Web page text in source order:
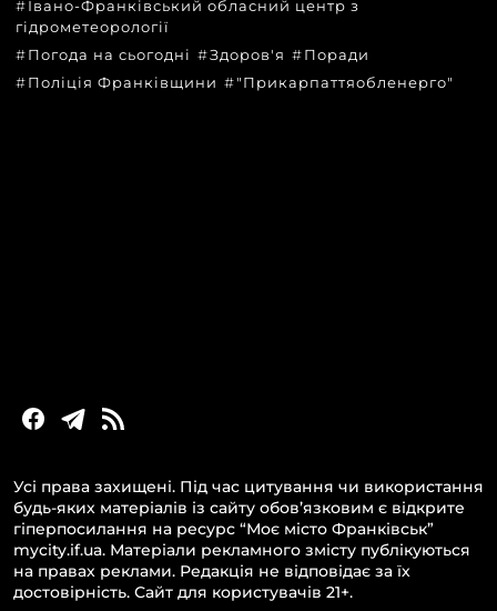
Івано-Франківський обласний центр з
гідрометеорології
Погода на сьогодні
Здоров'я
Поради
Поліція Франківщини
"Прикарпаттяобленерго"
Усі права захищені. Під час цитування чи використання
будь-яких матеріалів із сайту обов’язковим є відкрите
гіперпосилання на ресурс “Моє місто Франківськ”
mycity.if.ua. Матеріали рекламного змісту публікуються
на правах реклами. Редакція не відповідає за їх
достовірність. Сайт для користувачів 21+.